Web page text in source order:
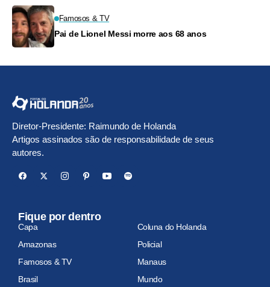
Famosos & TV
Pai de Lionel Messi morre aos 68 anos
Diretor-Presidente: Raimundo de Holanda
Artigos assinados são de responsabilidade de seus
autores.
Fique por dentro
Capa
Coluna do Holanda
Amazonas
Policial
Famosos & TV
Manaus
Brasil
Mundo